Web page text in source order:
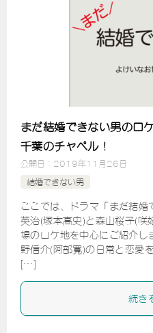
まだ結婚できない男のロ
千葉のチャペル！
公開日： 2019年11月26日
結婚できない男
ここでは、ドラマ「まだ結
英治(塚本高史)と森山桜子(咲
場のロケ地を中心にご紹介
野信介(阿部寛)の日常と恋愛
[…]
続き